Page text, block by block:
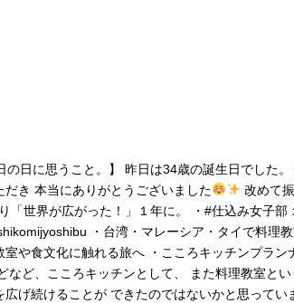
の日に思うこと。】 昨日は34歳の誕生日でした
だき 本当にありがとうございました
改めて
「世界が広がった！」１年に。 ・#仕込み女子部
・台湾・マレーシア・タイで料理
室や食文化に触れる旅へ ・こころキッチンプラン
など、こころキッチンとして、 また料理教室とい
広げ続けることが できたのではないかと思ってい